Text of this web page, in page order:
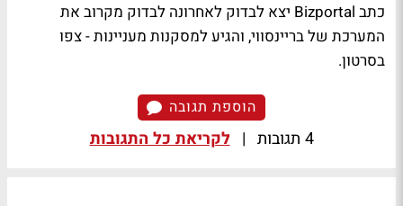
כתב Bizportal יצא לבדוק לאחרונה לבדוק מקרוב את
המערכת של בריינסווי, והגיע למסקנות מעניינות - צפו
בסרטון.
הוספת תגובה
4 תגובות | לקריאת כל התגובות